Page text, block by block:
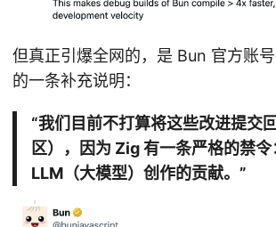
但真正引爆全网的，是 Bun 官方账
的一条补充说明：
“我们目前不打算将这些改进提交
区），因为 Zig 有一条严格的禁
LLM（大模型）创作的贡献。”